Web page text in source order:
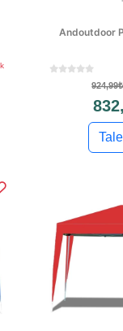
Andoutdoor